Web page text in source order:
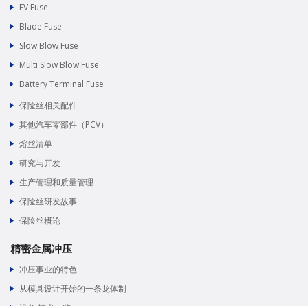
EV Fuse
Blade Fuse
Slow Blow Fuse
Multi Slow Blow Fuse
Battery Terminal Fuse
保险丝相关配件
其他汽车零部件（PCV）
熔丝清单
研究与开发
生产管理和质量管理
保险丝研发故事
保险丝概论
精密金属冲压
冲压事业的特色
从模具设计开始的一条龙体制